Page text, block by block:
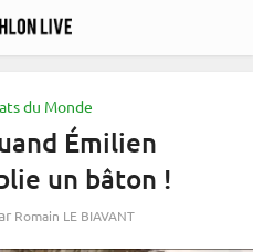
du Monde
Émilien
un bâton !
Romain LE BIAVANT